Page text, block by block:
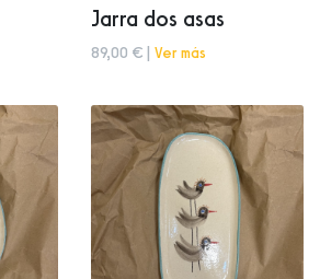
Jarra dos asas
89,00 € | Ver más